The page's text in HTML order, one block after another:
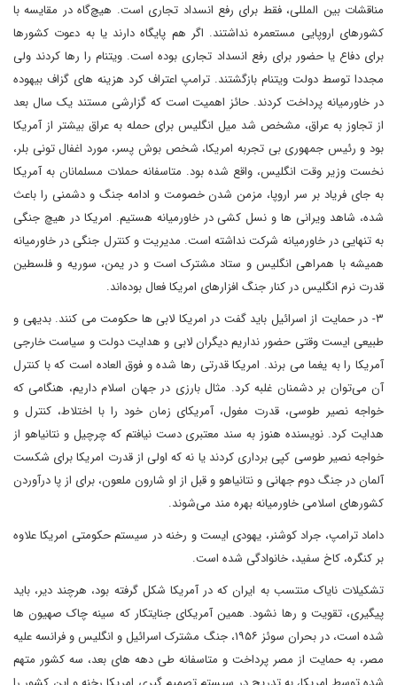
مناقشات بین المللی، فقط برای رفع انسداد تجاری است. هیچ‌گاه در مقایسه با
کشورهای اروپایی مستعمره نداشتند. اگر هم پایگاه دارند یا به دعوت کشورها
برای دفاع یا حضور برای رفع انسداد تجاری بوده است.‌ ویتنام را رها کردند ولی
مجددا توسط دولت ویتنام بازگشتند. ترامپ اعتراف کرد هزینه های گزاف بیهوده
در خاورمیانه پرداخت کردند. حائز اهمیت است که گزارشی مستند یک سال بعد
از تجاوز به عراق، مشخص شد میل انگلیس برای حمله به عراق بیشتر از آمریکا
بود و رئیس جمهوری بی تجربه امریکا، شخص بوش پسر، مورد اغفال تونی بلر،
نخست وزیر وقت انگلیس، واقع شده بود. متاسفانه حملات مسلمانان به آمریکا
به جای فریاد بر سر اروپا، مزمن شدن خصومت و ادامه جنگ و دشمنی را باعث
شده، شاهد ویرانی ها و نسل کشی در خاورمیانه هستیم. امریکا در هیچ جنگی
به تنهایی در خاورمیانه شرکت نداشته است. مدیریت و کنترل جنگی در خاورمیانه
همیشه با همراهی انگلیس و ستاد مشترک است و در یمن، سوریه و فلسطین
قدرت نرم انگلیس در کنار جنگ افزارهای امریکا فعال بوده‌اند.
۳- در حمایت از اسرائیل باید گفت در امریکا لابی ها حکومت می کنند. بدیهی و
طبیعی ایست وقتی حضور نداریم دیگران لابی و هدایت دولت و سیاست خارجی
آمریکا را به یغما می برند. امریکا قدرتی رها شده و فوق العاده است که با کنترل
آن می‌توان بر دشمنان غلبه کرد. مثال بارزی در جهان اسلام داریم، هنگامی که
خواجه نصیر طوسی، قدرت مغول، آمریکای زمان خود را با اختلاط، کنترل و
هدایت کرد. نویسنده هنوز به سند معتبری دست نیافتم که چرچیل و نتانیاهو از
خواجه نصیر طوسی کپی برداری کردند یا نه که اولی از قدرت امریکا برای شکست
آلمان در جنگ دوم جهانی و نتانیاهو و قبل از او شارون ملعون، برای از پا درآوردن
کشورهای اسلامی خاورمیانه بهره مند می‌شوند.
داماد ترامپ، جراد کوشنر، یهودی ایست و رخنه در سیستم حکومتی امریکا علاوه
بر کنگره، کاخ سفید، خانوادگی شده است.
تشکیلات نایاک منتسب به ایران که در آمریکا شکل گرفته بود، هرچند دیر، باید
پیگیری، تقویت و رها نشود. همین آمریکای جنایتکار که سینه چاک صهیون ها
شده است، در بحران سوئز ۱۹۵۶، جنگ مشترک اسرائیل و انگلیس و فرانسه علیه
مصر، به حمایت از مصر پرداخت و متاسفانه طی دهه های بعد، سه کشور متهم